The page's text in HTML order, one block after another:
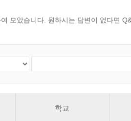
모았습니다. 원하시는 답변이 없다면
학교